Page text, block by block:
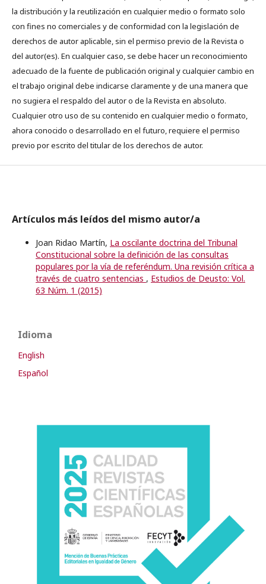
la distribución y la reutilización en cualquier medio o formato solo
con fines no comerciales y de conformidad con la legislación de
derechos de autor aplicable, sin el permiso previo de la Revista o
del autor(es). En cualquier caso, se debe hacer un reconocimiento
adecuado de la fuente de publicación original y cualquier cambio en
el trabajo original debe indicarse claramente y de una manera que
no sugiera el respaldo del autor o de la Revista en absoluto.
Cualquier otro uso de su contenido en cualquier medio o formato,
ahora conocido o desarrollado en el futuro, requiere el permiso
previo por escrito del titular de los derechos de autor.
Artículos más leídos del mismo autor/a
Joan Ridao Martín, La oscilante doctrina del Tribunal
Constitucional sobre la definición de las consultas
populares por la vía de referéndum. Una revisión crítica a
través de cuatro sentencias , Estudios de Deusto: Vol.
63 Núm. 1 (2015)
Idioma
English
Español